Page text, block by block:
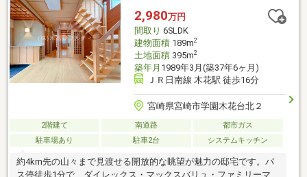
2,980万円
間取り 6SLDK
建物面積189m2
土地面積395m2
築年月 1989年3月(築37年6ヶ月)
ＪＲ日南線 木花駅 徒歩16分
宮崎県宮崎市学園木花台北２
2階建て 南道路
都市ガス
駐車場あり
駐車2台 システムキッチン
約4km先の山々まで見渡せる開放的な眺望が魅力の邸宅です。バ
ス停徒歩1分で、ダイレックス・マックスバリュ・ファミリーマー